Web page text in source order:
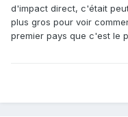
d'impact direct, c'était
plus gros pour voir
premier pays que c'est le